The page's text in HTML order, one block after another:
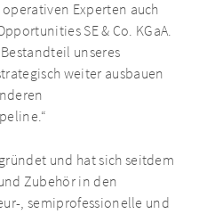
Experten auch
SE & Co. KGaA.
unseres
weiter ausbauen
und hat sich seitdem
Zubehör in den
, semiprofessionelle und